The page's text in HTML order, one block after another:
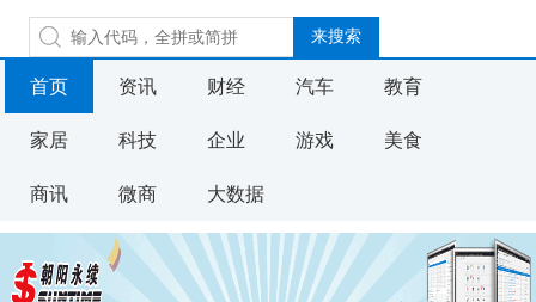
首页 资讯 财经 汽车 教育
家居 科技 企业 游戏 美食
商讯 微商 大数据